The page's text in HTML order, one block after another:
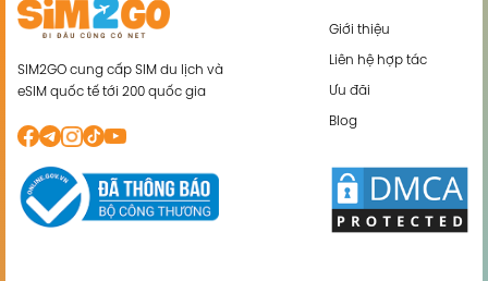
SIM2GO cung cấp SIM du lịch và
eSIM quốc tế tới 200 quốc gia
Giới thiệu
Liên hệ hợp tác
Ưu đãi
Blog